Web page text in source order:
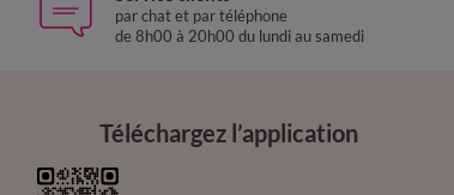
par chat et par téléphone
de 8h00 à 20h00 du lundi au samedi
Téléchargez l’application